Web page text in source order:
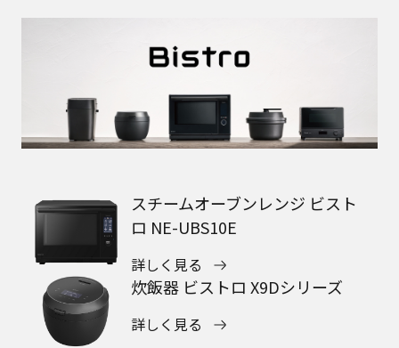
スチームオーブンレンジ ビスト
ロ NE-UBS10E
詳しく見る
炊飯器 ビストロ X9Dシリーズ
詳しく見る